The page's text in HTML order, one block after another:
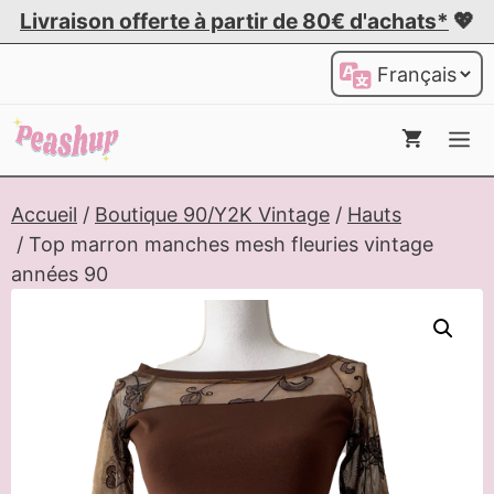
Aller
au
Livraison offerte à partir de 80€ d'achats* 💖
Choisir
une
langue
Accueil / Boutique 90/Y2K Vintage / Hauts
/ Top marron manches mesh fleuries vintage
années 90